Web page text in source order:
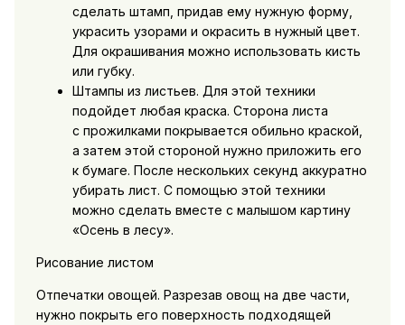
сделать штамп, придав ему нужную форму,
украсить узорами и окрасить в нужный цвет.
Для окрашивания можно использовать кисть
или губку.
Штампы из листьев. Для этой техники
подойдет любая краска. Сторона листа
с прожилками покрывается обильно краской,
а затем этой стороной нужно приложить его
к бумаге. После нескольких секунд аккуратно
убирать лист. С помощью этой техники
можно сделать вместе с малышом картину
«Осень в лесу».
Рисование листом
Отпечатки овощей. Разрезав овощ на две части,
нужно покрыть его поверхность подходящей